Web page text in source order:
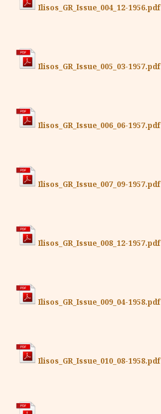
Ilisos_GR_Issue_004_12-1956.pdf
Ilisos_GR_Issue_005_03-1957.pdf
Ilisos_GR_Issue_006_06-1957.pdf
Ilisos_GR_Issue_007_09-1957.pdf
Ilisos_GR_Issue_008_12-1957.pdf
Ilisos_GR_Issue_009_04-1958.pdf
Ilisos_GR_Issue_010_08-1958.pdf